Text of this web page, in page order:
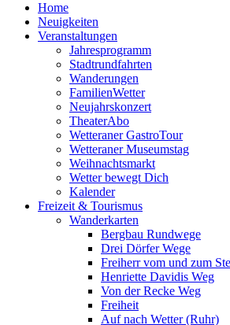
Home
Neuigkeiten
Veranstaltungen
Jahresprogramm
Stadtrundfahrten
Wanderungen
FamilienWetter
Neujahrskonzert
TheaterAbo
Wetteraner GastroTour
Wetteraner Museumstag
Weihnachtsmarkt
Wetter bewegt Dich
Kalender
Freizeit & Tourismus
Wanderkarten
Bergbau Rundwege
Drei Dörfer Wege
Freiherr vom und zum
Henriette Davidis Weg
Von der Recke Weg
Freiheit
Auf nach Wetter (Ruhr)